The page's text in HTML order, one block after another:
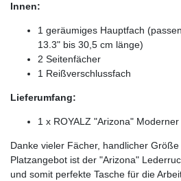
Innen:
1 geräumiges Hauptfach
13.3" bis 30,5 cm länge)
2 Seitenfächer
1 Reißverschlussfach
Lieferumfang:
1 x ROYALZ "Arizona"
Danke vieler Fächer, handlicher
Platzangebot ist der "Arizona"
und somit perfekte Tasche für die